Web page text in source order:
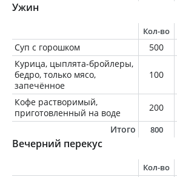
Ужин
Кол-во
Суп с горошком 500
Курица, цыплята-бройлеры,
бедро, только мясо,
запечённое
100
Кофе растворимый,
приготовленный на воде
200
Итого
800
Вечерний перекус
Кол-во